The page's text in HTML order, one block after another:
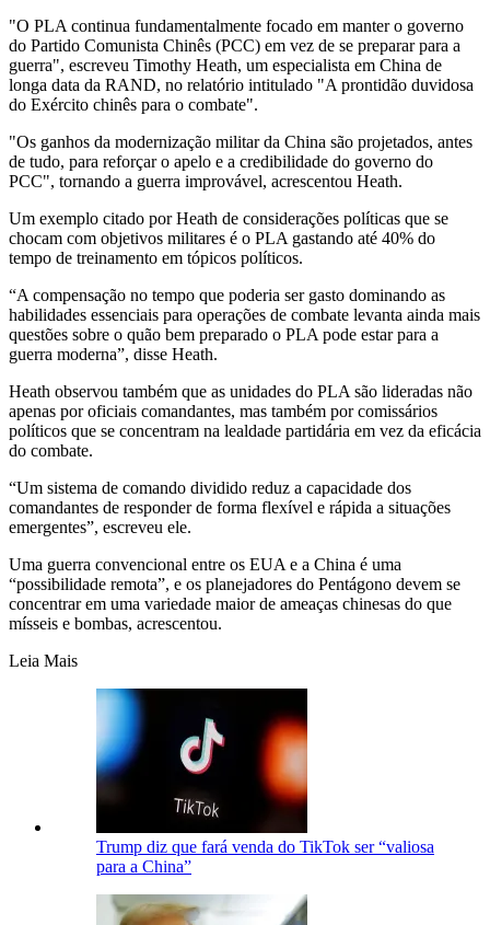
"O PLA continua fundamentalmente focado em manter o governo
do Partido Comunista Chinês (PCC) em vez de se preparar para a
guerra", escreveu Timothy Heath, um especialista em China de
longa data da RAND, no relatório intitulado "A prontidão duvidosa
do Exército chinês para o combate".
"Os ganhos da modernização militar da China são projetados, antes
de tudo, para reforçar o apelo e a credibilidade do governo do
PCC", tornando a guerra improvável, acrescentou Heath.
Um exemplo citado por Heath de considerações políticas que se
chocam com objetivos militares é o PLA gastando até 40% do
tempo de treinamento em tópicos políticos.
“A compensação no tempo que poderia ser gasto dominando as
habilidades essenciais para operações de combate levanta ainda mais
questões sobre o quão bem preparado o PLA pode estar para a
guerra moderna”, disse Heath.
Heath observou também que as unidades do PLA são lideradas não
apenas por oficiais comandantes, mas também por comissários
políticos que se concentram na lealdade partidária em vez da eficácia
do combate.
“Um sistema de comando dividido reduz a capacidade dos
comandantes de responder de forma flexível e rápida a situações
emergentes”, escreveu ele.
Uma guerra convencional entre os EUA e a China é uma
“possibilidade remota”, e os planejadores do Pentágono devem se
concentrar em uma variedade maior de ameaças chinesas do que
mísseis e bombas, acrescentou.
Leia Mais
Trump diz que fará venda do TikTok ser “valiosa
para a China”